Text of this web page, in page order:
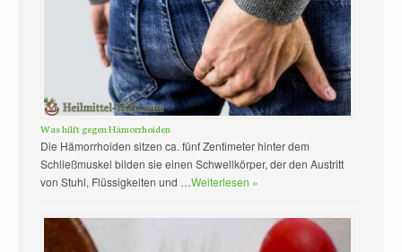
Was hilft gegen Hämorrhoiden
Die Hämorrhoiden sitzen ca. fünf Zentimeter hinter dem
Schließmuskel bilden sie einen Schwellkörper, der den Austritt
von Stuhl, Flüssigkeiten und …Weiterlesen »